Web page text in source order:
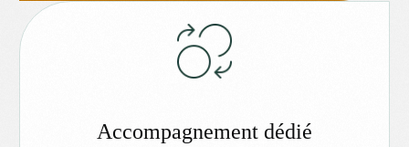
Accompagnement dédié